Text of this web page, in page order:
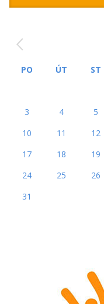
PO ÚT ST
3
4 5
10
11 12
17
18 19
24
25 26
31